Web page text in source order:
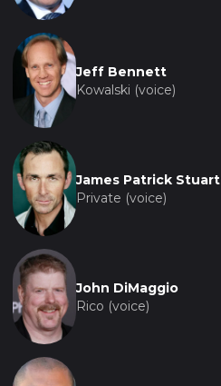
Jeff Bennett
Kowalski (voice)
James Patrick Stuart
Private (voice)
John DiMaggio
Rico (voice)